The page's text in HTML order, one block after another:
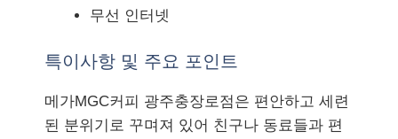
무선 인터넷
특이사항 및 주요 포인트
메가MGC커피 광주충장로점은 편안하고 세련
된 분위기로 꾸며져 있어 친구나 동료들과 편